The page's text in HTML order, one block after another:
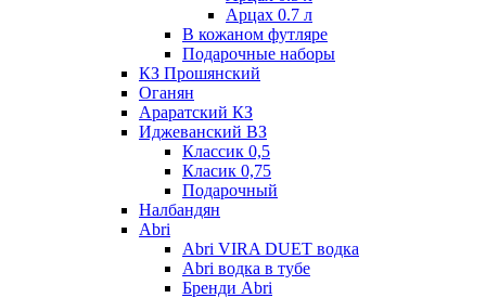
Арцах 0.7 л
В кожаном футляре
Подарочные наборы
КЗ Прошянский
Оганян
Араратский КЗ
Иджеванский ВЗ
Классик 0,5
Класик 0,75
Подарочный
Налбандян
Abri
Abri VIRA DUET водка
Abri водка в тубе
Бренди Abri